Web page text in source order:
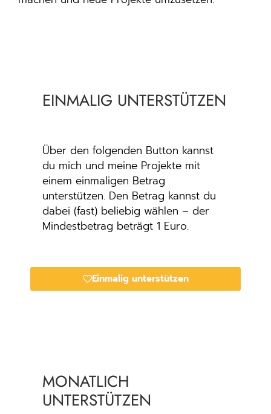
EINMALIG UNTERSTÜTZEN
Über den folgenden Button kannst
du mich und meine Projekte mit
einem einmaligen Betrag
unterstützen. Den Betrag kannst du
dabei (fast) beliebig wählen – der
Mindestbetrag beträgt 1 Euro.
Einmalig unterstützen
MONATLICH
UNTERSTÜTZEN